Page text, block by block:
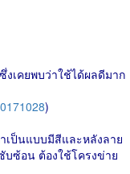
เคยพบว่าใช้ได้ผลดีมาก
)
เป็นแบบมีสีและหลังลาย
บซ้อน ต้องใช้โครงข่าย